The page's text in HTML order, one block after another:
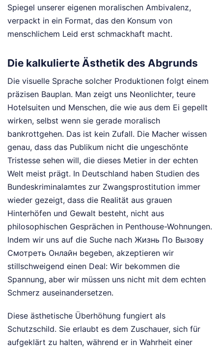
Spiegel unserer eigenen moralischen Ambivalenz,
verpackt in ein Format, das den Konsum von
menschlichem Leid erst schmackhaft macht.
Die kalkulierte Ästhetik des Abgrunds
Die visuelle Sprache solcher Produktionen folgt einem
präzisen Bauplan. Man zeigt uns Neonlichter, teure
Hotelsuiten und Menschen, die wie aus dem Ei gepellt
wirken, selbst wenn sie gerade moralisch
bankrottgehen. Das ist kein Zufall. Die Macher wissen
genau, dass das Publikum nicht die ungeschönte
Tristesse sehen will, die dieses Metier in der echten
Welt meist prägt. In Deutschland haben Studien des
Bundeskriminalamtes zur Zwangsprostitution immer
wieder gezeigt, dass die Realität aus grauen
Hinterhöfen und Gewalt besteht, nicht aus
philosophischen Gesprächen in Penthouse-Wohnungen.
Indem wir uns auf die Suche nach Жизнь По Вызову
Смотреть Онлайн begeben, akzeptieren wir
stillschweigend einen Deal: Wir bekommen die
Spannung, aber wir müssen uns nicht mit dem echten
Schmerz auseinandersetzen.
Diese ästhetische Überhöhung fungiert als
Schutzschild. Sie erlaubt es dem Zuschauer, sich für
aufgeklärt zu halten, während er in Wahrheit einer